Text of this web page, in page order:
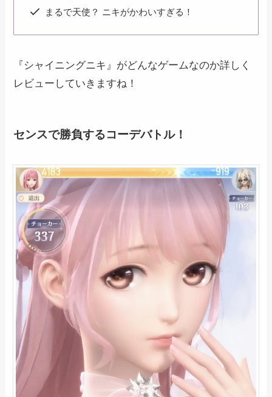
まるで天使？ ニキがかわいすぎる！
『シャイニングニキ』がどんなゲームなのか詳しく
レビューしていきますね！
センスで勝負するコーデバトル！